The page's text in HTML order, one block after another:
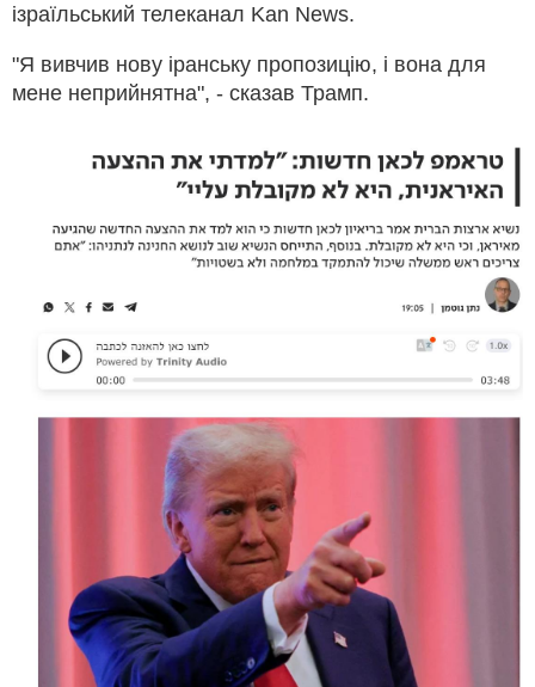
ізраїльський телеканал Kan News.
"Я вивчив нову іранську пропозицію, і вона для
мене неприйнятна", - сказав Трамп.